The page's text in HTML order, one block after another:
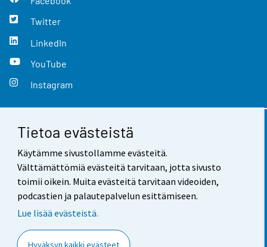
Tietoa evästeistä
Käytämme sivustollamme evästeitä.
Välttämättömiä evästeitä tarvitaan, jotta sivusto
toimii oikein. Muita evästeitä tarvitaan videoiden,
podcastien ja palautepalvelun esittämiseen.
Lue lisää evästeistä.
Hyväksyn kaikki evästeet
Twitter
LinkedIn
YouTube
Instagram
Yhteystiedot
Palaute
Käyttöehdot
Saavutettavuus